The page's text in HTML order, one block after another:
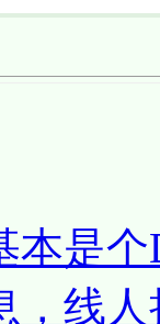
本是
，线